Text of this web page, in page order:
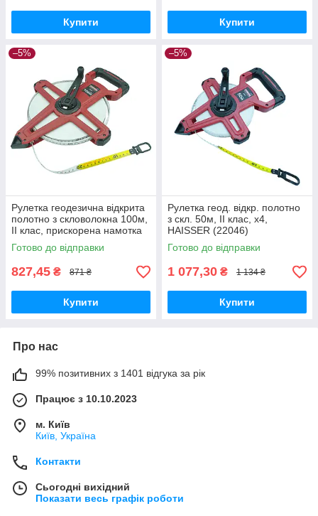
Купити Купити
–5%
Рулетка геодезична відкрита
полотно з скловолокна 100м,
ІІ клас, прискорена намотка
х4, HAISSER
Готово до відправки
827,45 ₴ 871 ₴
Купити
–5%
Рулетка геод. відкр. полотно
з скл. 50м, ІІ клас, х4,
HAISSER (22046)
Готово до відправки
1 077,30 ₴ 1 134 ₴
Купити
Про нас
99% позитивних з 1401 відгука за рік
Працює з 10.10.2023
м. Київ
Київ, Україна
Контакти
Сьогодні вихідний
Показати весь графік роботи